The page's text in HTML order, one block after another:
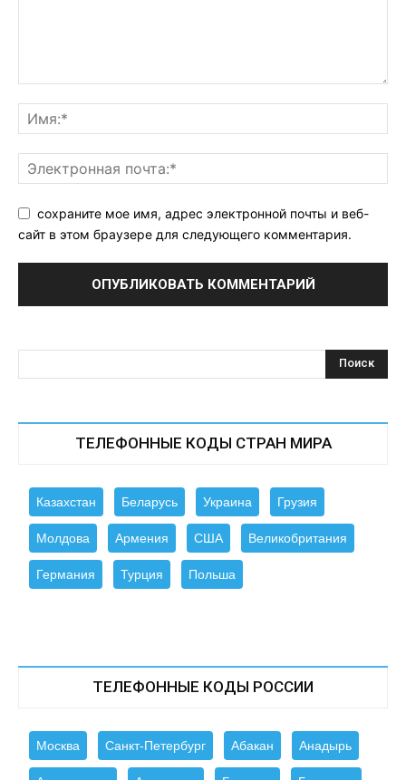
сохраните мое имя, адрес электронной почты и веб-
сайт в этом браузере для следующего комментария.
ТЕЛЕФОННЫЕ КОДЫ СТРАН МИРА
Казахстан Беларусь Украина Грузия
Молдова Армения США Великобритания
Германия Турция Польша
ТЕЛЕФОННЫЕ КОДЫ РОССИИ
Москва Санкт-Петербург Абакан Анадырь